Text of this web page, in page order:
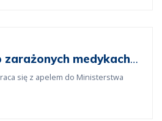
medykach
się z apelem do Ministerstwa